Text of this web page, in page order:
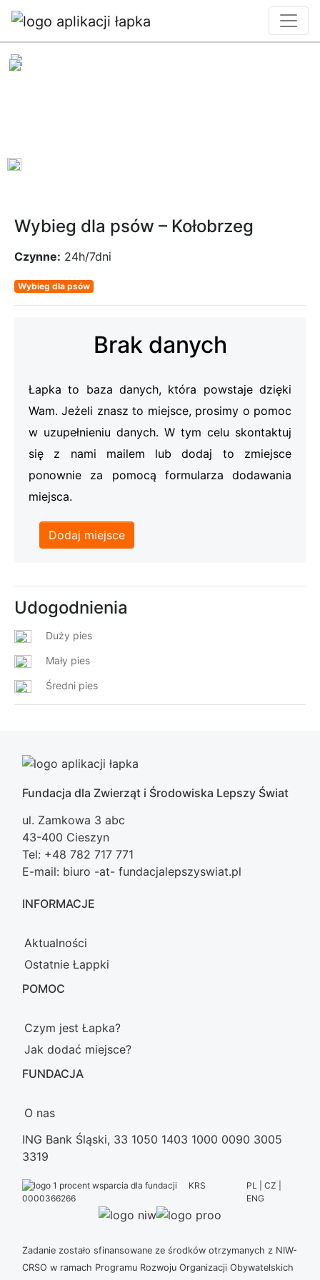
Wybieg dla psów – Kołobrzeg
Czynne: 24h/7dni
Wybieg dla psów
Brak danych
Łapka to baza danych, która powstaje dzięki
Wam. Jeżeli znasz to miejsce, prosimy o pomoc
w uzupełnieniu danych. W tym celu skontaktuj
się z nami mailem lub dodaj to zmiejsce
ponownie za pomocą formularza dodawania
miejsca.
Dodaj miejsce
Udogodnienia
Duży pies
Mały pies
Średni pies
Fundacja dla Zwierząt i Środowiska Lepszy Świat
ul. Zamkowa 3 abc
43-400 Cieszyn
Tel: +48 782 717 771
E-mail: biuro -at- fundacjalepszyswiat.pl
INFORMACJE
Aktualności
Ostatnie Łappki
POMOC
Czym jest Łapka?
Jak dodać miejsce?
FUNDACJA
O nas
ING Bank Śląski, 33 1050 1403 1000 0090 3005
3319
KRS
0000366266
PL | CZ |
ENG
Zadanie zostało sfinansowane ze środków otrzymanych z NIW-
CRSO w ramach Programu Rozwoju Organizacji Obywatelskich